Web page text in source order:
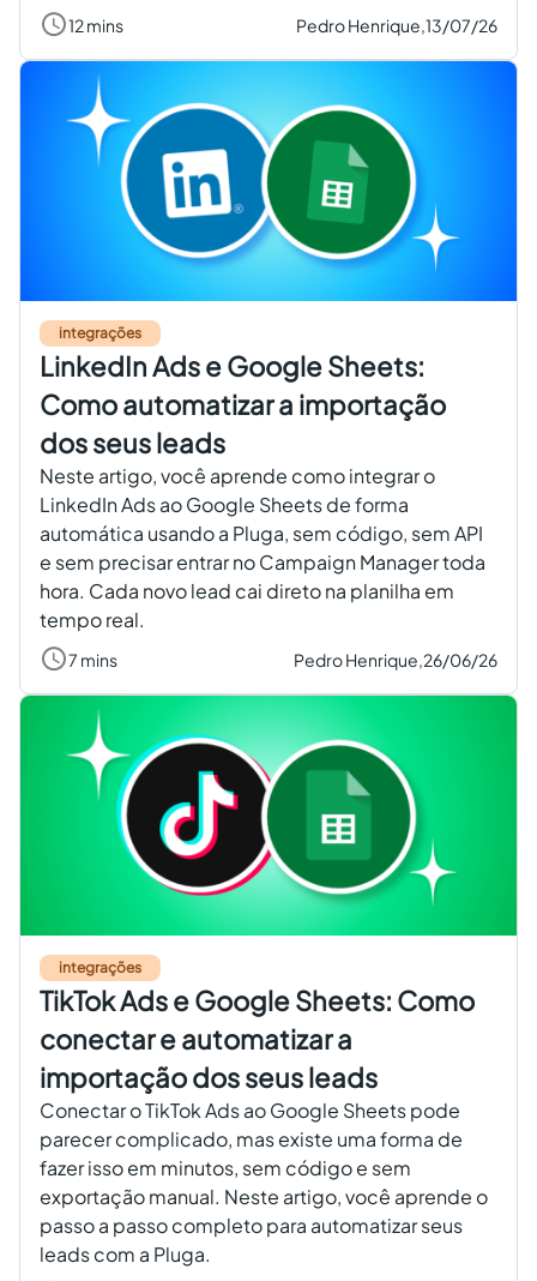
12 mins Pedro Henrique,13/07/26
integrações
LinkedIn Ads e Google Sheets:
Como automatizar a importação
dos seus leads
Neste artigo, você aprende como integrar o
LinkedIn Ads ao Google Sheets de forma
automática usando a Pluga, sem código, sem API
e sem precisar entrar no Campaign Manager toda
hora. Cada novo lead cai direto na planilha em
tempo real.
7 mins Pedro Henrique,26/06/26
integrações
TikTok Ads e Google Sheets: Como
conectar e automatizar a
importação dos seus leads
Conectar o TikTok Ads ao Google Sheets pode
parecer complicado, mas existe uma forma de
fazer isso em minutos, sem código e sem
exportação manual. Neste artigo, você aprende o
passo a passo completo para automatizar seus
leads com a Pluga.